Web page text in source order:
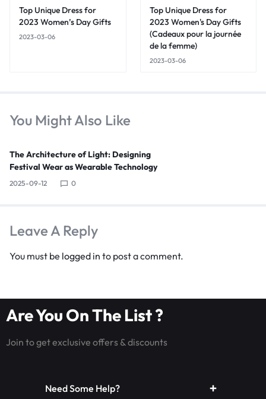
Top Unique Dress for
2023 Women’s Day Gifts
2023-03-06
Top Unique Dress for
2023 Women's Day Gifts
(Cadeaux pour la journée
de la femme)
2023-03-06
You Might Also Like
The Architecture of Light: Designing
Festival Wear as Wearable Technology
2025-09-12 0
Leave A Reply
You must be logged in to post a comment.
Are You On The List ?
Join to get exclusive offers & discounts
Need Some Help?